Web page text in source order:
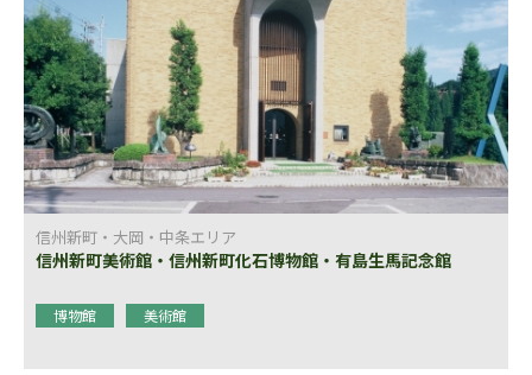
信州新町・大岡・中条エリア
信州新町美術館・信州新町化石博物館・有島生馬記念館
博物館 美術館